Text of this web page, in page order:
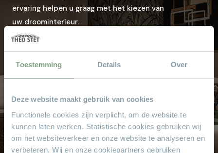
Toestemming Details Over
Deze website maakt gebruik van cookies
Functionele cookies zijn verplicht, om de website te
kunnen laten werken. Statistische cookies gebruiken wij
om het websiteverkeer en onze website te analyseren en
verbeteren. Wij en onze cookiepartners gebruiken
ervaring helpen u graag met het kiezen van
uw droominterieur.
Kom langs in de showroom
aanbetaling & wij bezorgen aan huis!
Hoge service en kwaliteit